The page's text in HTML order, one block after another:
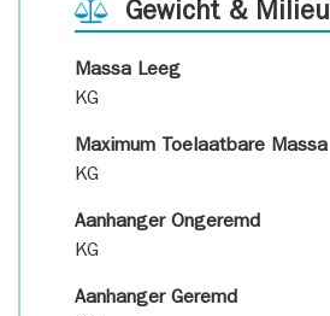
Gewicht & Milieu
Massa Leeg
KG
Maximum Toelaatbare Massa
KG
Aanhanger Ongeremd
KG
Aanhanger Geremd